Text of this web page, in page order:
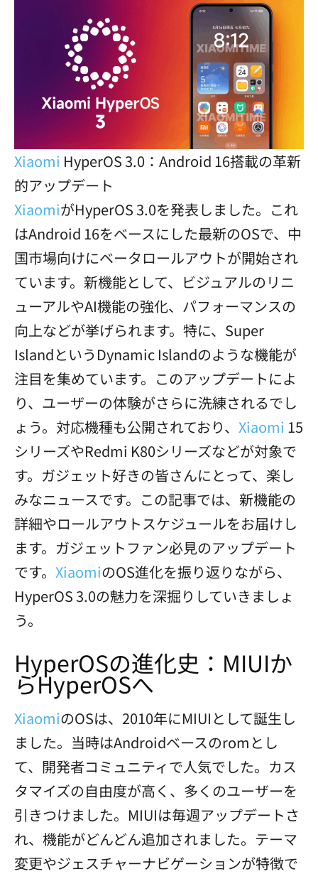
Xiaomi HyperOS 3.0：Android 16搭載の革新
的アップデート
XiaomiがHyperOS 3.0を発表しました。これ
はAndroid 16をベースにした最新のOSで、中
国市場向けにベータロールアウトが開始され
ています。新機能として、ビジュアルのリニ
ューアルやAI機能の強化、パフォーマンスの
向上などが挙げられます。特に、Super
IslandというDynamic Islandのような機能が
注目を集めています。このアップデートによ
り、ユーザーの体験がさらに洗練されるでし
ょう。対応機種も公開されており、 Xiaomi 15
シリーズやRedmi K80シリーズなどが対象で
す。ガジェット好きの皆さんにとって、楽し
みなニュースです。この記事では、新機能の
詳細やロールアウトスケジュールをお届けし
ます。ガジェットファン必見のアップデート
です。 XiaomiのOS進化を振り返りながら、
HyperOS 3.0の魅力を深掘りしていきましょ
う。
HyperOSの進化史：MIUIか
らHyperOSへ
XiaomiのOSは、2010年にMIUIとして誕生し
ました。当時はAndroidベースのromとし
て、開発者コミュニティで人気でした。カス
タマイズの自由度が高く、多くのユーザーを
引きつけました。MIUIは毎週アップデートさ
れ、機能がどんどん追加されました。テーマ
変更やジェスチャーナビゲーションが特徴で